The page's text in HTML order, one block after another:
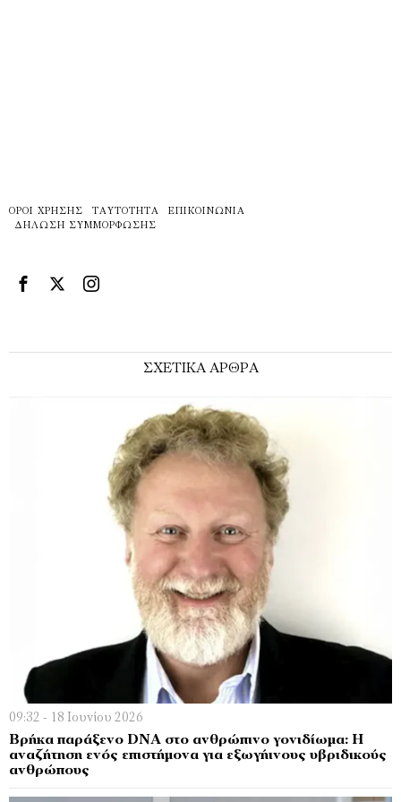
ΌΡΟΙ ΧΡΉΣΗΣ ΤΑΥΤΌΤΗΤΑ
ΕΠΙΚΟΙΝΩΝΊΑ
ΔΉΛΩΣΗ ΣΥΜΜΌΡΦΩΣΗΣ
ΣΧΕΤΙΚΑ ΑΡΘΡΑ
09:32 - 18 Ιουνίου 2026
Βρήκα παράξενο DNA στο ανθρώπινο γονιδίωμα: Η
αναζήτηση ενός επιστήμονα για εξωγήινους υβριδικούς
ανθρώπους